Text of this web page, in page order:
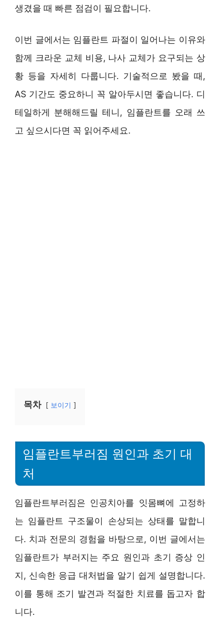
생겼을 때 빠른 점검이 필요합니다.
이번 글에서는 임플란트 파절이 일어나는 이유와
함께 크라운 교체 비용, 나사 교체가 요구되는 상
황 등을 자세히 다룹니다. 기술적으로 봤을 때,
AS 기간도 중요하니 꼭 알아두시면 좋습니다. 디
테일하게 분해해드릴 테니, 임플란트를 오래 쓰
고 싶으시다면 꼭 읽어주세요.
목차 보이기
임플란트부러짐 원인과 초기 대
처
임플란트부러짐은 인공치아를 잇몸뼈에 고정하
는 임플란트 구조물이 손상되는 상태를 말합니
다. 치과 전문의 경험을 바탕으로, 이번 글에서는
임플란트가 부러지는 주요 원인과 초기 증상 인
지, 신속한 응급 대처법을 알기 쉽게 설명합니다.
이를 통해 조기 발견과 적절한 치료를 돕고자 합
니다.